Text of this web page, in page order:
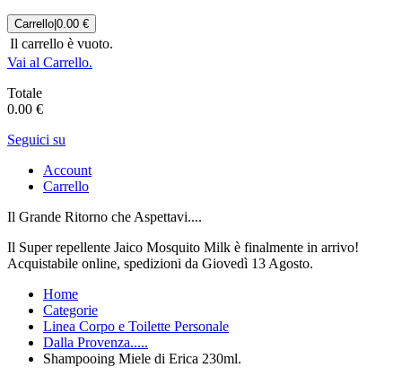
Carrello 0.00 €
Il carrello è vuoto.
Vai al Carrello.
Totale
0.00 €
Seguici su
Account
Carrello
Il Grande Ritorno che Aspettavi....
Il Super repellente Jaico Mosquito Milk è finalmente in arrivo!
Acquistabile online, spedizioni da Giovedì 13 Agosto.
Home
Categorie
Linea Corpo e Toilette Personale
Dalla Provenza.....
Shampooing Miele di Erica 230ml.